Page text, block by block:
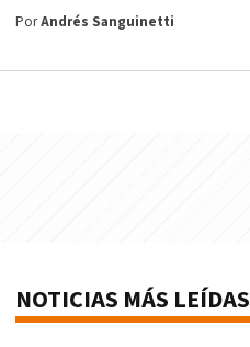
PorAndrés Sanguinetti
NOTICIAS MÁS LEÍDAS